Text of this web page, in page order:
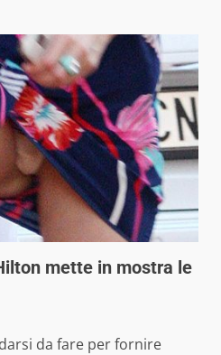
mette in mostra le
da fare per fornire